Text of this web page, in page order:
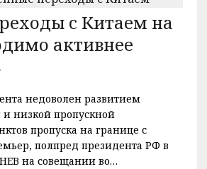
с Китаем на
активнее
недоволен развитием
низкой пропускной
пропуска на границе с
полпред президента РФ в
на совещании во…